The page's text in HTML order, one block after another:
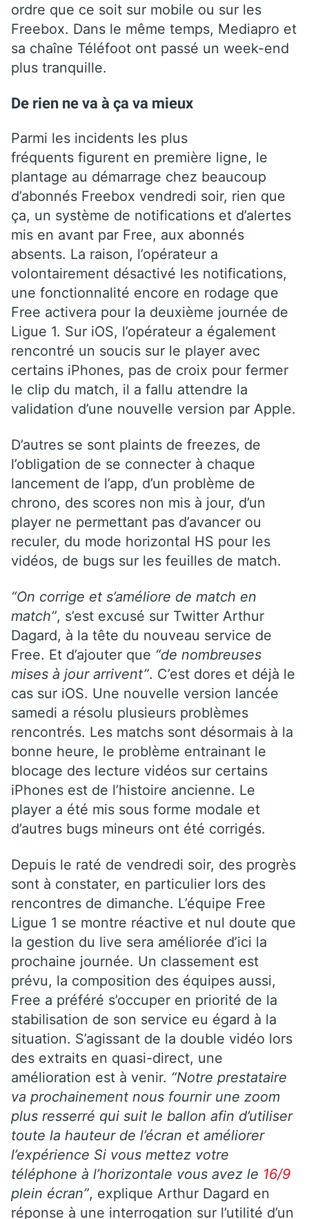
ordre que ce soit sur mobile ou sur les
Freebox. Dans le même temps, Mediapro et
sa chaîne Téléfoot ont passé un week-end
plus tranquille.
De rien ne va à ça va mieux
Parmi les incidents les plus
fréquents figurent en première ligne, le
plantage au démarrage chez beaucoup
d’abonnés Freebox vendredi soir, rien que
ça, un système de notifications et d’alertes
mis en avant par Free, aux abonnés
absents. La raison, l’opérateur a
volontairement désactivé les notifications,
une fonctionnalité encore en rodage que
Free activera pour la deuxième journée de
Ligue 1. Sur iOS, l’opérateur a également
rencontré un soucis sur le player avec
certains iPhones, pas de croix pour fermer
le clip du match, il a fallu attendre la
validation d’une nouvelle version par Apple.
D’autres se sont plaints de freezes, de
l’obligation de se connecter à chaque
lancement de l’app, d’un problème de
chrono, des scores non mis à jour, d’un
player ne permettant pas d’avancer ou
reculer, du mode horizontal HS pour les
vidéos, de bugs sur les feuilles de match.
“On corrige et s’améliore de match en
match”, s’est excusé sur Twitter Arthur
Dagard, à la tête du nouveau service de
Free. Et d’ajouter que “de nombreuses
mises à jour arrivent”. C’est dores et déjà le
cas sur iOS. Une nouvelle version lancée
samedi a résolu plusieurs problèmes
rencontrés. Les matchs sont désormais à la
bonne heure, le problème entrainant le
blocage des lecture vidéos sur certains
iPhones est de l’histoire ancienne. Le
player a été mis sous forme modale et
d’autres bugs mineurs ont été corrigés.
Depuis le raté de vendredi soir, des progrès
sont à constater, en particulier lors des
rencontres de dimanche. L’équipe Free
Ligue 1 se montre réactive et nul doute que
la gestion du live sera améliorée d’ici la
prochaine journée. Un classement est
prévu, la composition des équipes aussi,
Free a préféré s’occuper en priorité de la
stabilisation de son service eu égard à la
situation. S’agissant de la double vidéo lors
des extraits en quasi-direct, une
amélioration est à venir. “Notre prestataire
va prochainement nous fournir une zoom
plus resserré qui suit le ballon afin d’utiliser
toute la hauteur de l’écran et améliorer
l’expérience Si vous mettez votre
téléphone à l’horizontale vous avez le 16/9
plein écran”, explique Arthur Dagard en
réponse à une interrogation sur l’utilité d’un